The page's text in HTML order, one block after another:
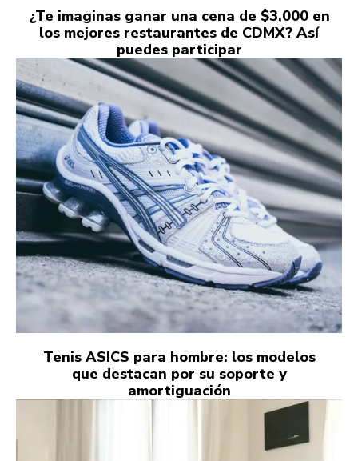
¿Te imaginas ganar una cena de $3,000 en
los mejores restaurantes de CDMX? Así
puedes participar
Tenis ASICS para hombre: los modelos
que destacan por su soporte y
amortiguación